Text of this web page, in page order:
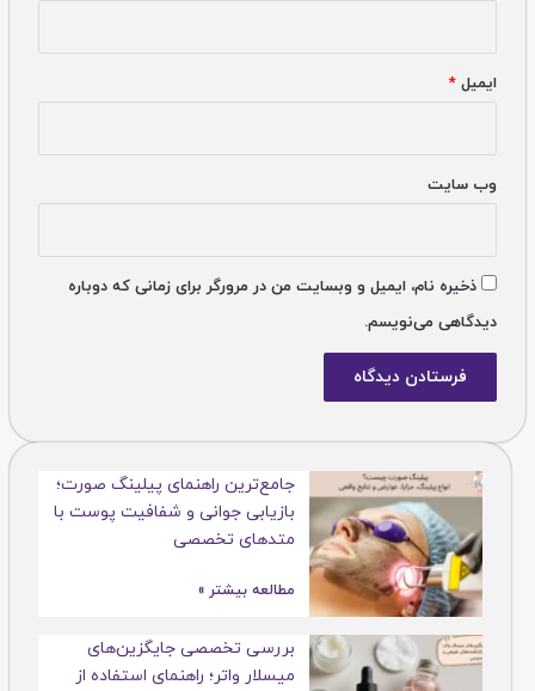
ایمیل *
وب‌ سایت
ذخیره نام، ایمیل و وبسایت من در مرورگر برای زمانی که دوباره
دیدگاهی می‌نویسم.
جامع‌ترین راهنمای پیلینگ صورت؛
بازیابی جوانی و شفافیت پوست با
متدهای تخصصی
مطالعه بیشتر »
بررسی تخصصی جایگزین‌های
میسلار واتر؛ راهنمای استفاده از